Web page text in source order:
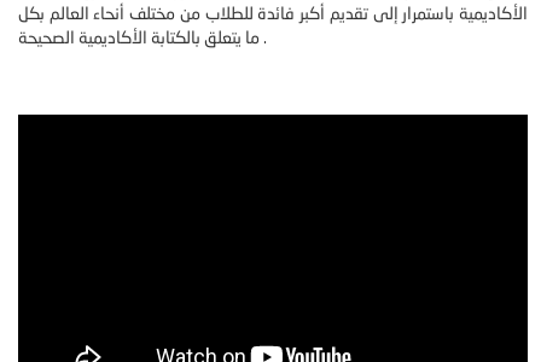
الأكاديمية باستمرار إلى تقديم أكبر فائدة للطلاب من مختلف أنحاء العالم بكل
ما يتعلق بالكتابة الأكاديمية الصحيحة .